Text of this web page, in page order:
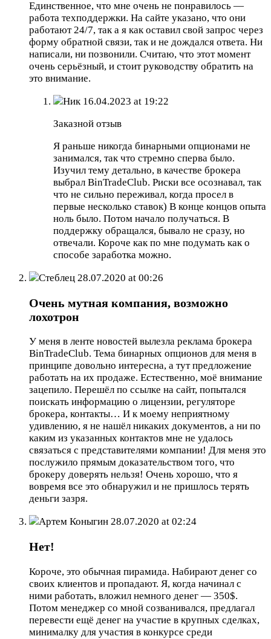
Единственное, что мне очень не понравилось —
работа техподдержки. На сайте указано, что они
работают 24/7, так а я как оставил свой запрос через
форму обратной связи, так и не дождался ответа. Ни
написали, ни позвонили. Считаю, что этот момент
очень серьёзный, и стоит руководству обратить на
это внимание.
Ник 16.04.2023 at 19:22
Заказной отзыв
Я раньше никогда бинарными опционами не
занимался, так что стремно сперва было.
Изучил тему детально, в качестве брокера
выбрал BinTradeClub. Риски все осознавал, так
что не сильно переживал, когда просел в
первые несколько ставок) В конце концов опыта
ноль было. Потом начало получаться. В
поддержку обращался, бывало не сразу, но
отвечали. Короче как по мне подумать как о
способе заработка можно.
Стеблец 28.07.2020 at 00:26
Очень мутная компания, возможно
лохотрон
У меня в ленте новостей вылезла реклама брокера
BinTradeClub. Тема бинарных опционов для меня в
принципе довольно интересна, а тут предложение
работать на их продаже. Естественно, моё внимание
зацепило. Перешёл по ссылке на сайт, попытался
поискать информацию о лицензии, регуляторе
брокера, контакты… И к моему неприятному
удивлению, я не нашёл никаких документов, а ни по
каким из указанных контактов мне не удалось
связаться с представителями компании! Для меня это
послужило прямым доказательством того, что
брокеру доверять нельзя! Очень хорошо, что я
вовремя все это обнаружил и не пришлось терять
деньги зазря.
Артем Коныгин 28.07.2020 at 02:24
Нет!
Короче, это обычная пирамида. Набирают денег со
своих клиентов и пропадают. Я, когда начинал с
ними работать, вложил немного денег — 350$.
Потом менеджер со мной созванивался, предлагал
перевести ещё денег на участие в крупных сделках,
минималку для участия в конкурсе среди